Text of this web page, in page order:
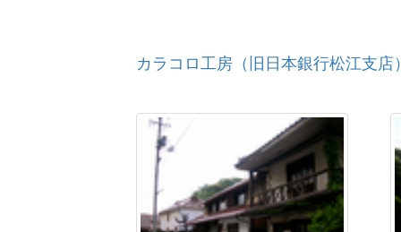
カラコロ工房（旧日本銀行松江支店